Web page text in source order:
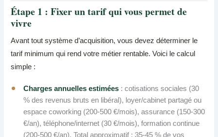
Étape 1 : Fixer un tarif qui vous permet de
vivre
Avant tout système d’acquisition, vous devez déterminer le
tarif minimum qui rend votre métier rentable. Voici le calcul
simple :
Charges annuelles estimées : cotisations sociales (30
% des revenus bruts en libéral), loyer/cabinet partagé ou
espace coworking (200-500 €/mois), assurance (150-300
€/an), téléphone/internet (30 €/mois), formation continue
(200-500 €/an). Total approximatif : 35-45 % de vos